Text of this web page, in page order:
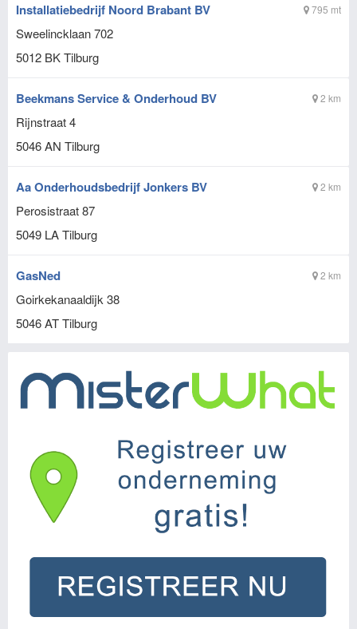
795 mt
Installatiebedrijf Noord Brabant BV
Sweelincklaan 702
5012 BKTilburg
2 km
Beekmans Service & Onderhoud BV
Rijnstraat 4
5046 AN Tilburg
2 km
Aa Onderhoudsbedrijf Jonkers BV
Perosistraat 87
5049 LATilburg
2 km
GasNed
Goirkekanaaldijk 38
5046 ATTilburg